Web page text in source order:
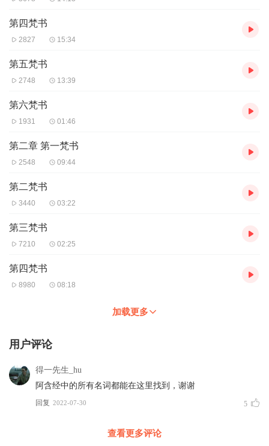
第四梵书
2827 15:34
第五梵书
2748 13:39
第六梵书
1931 01:46
第二章 第一梵书
2548 09:44
第二梵书
3440 03:22
第三梵书
7210 02:25
第四梵书
8980 08:18
加载更多
用户评论
得一先生_hu
阿含经中的所有名词都能在这里找到，谢谢
回复 2022-07-30 5
查看更多评论